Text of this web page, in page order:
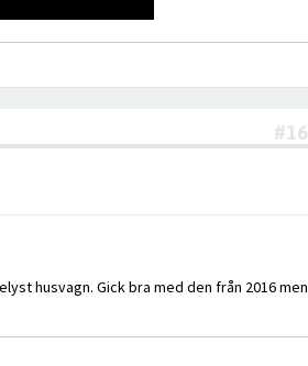
husvagn. Gick bra med den från 2016